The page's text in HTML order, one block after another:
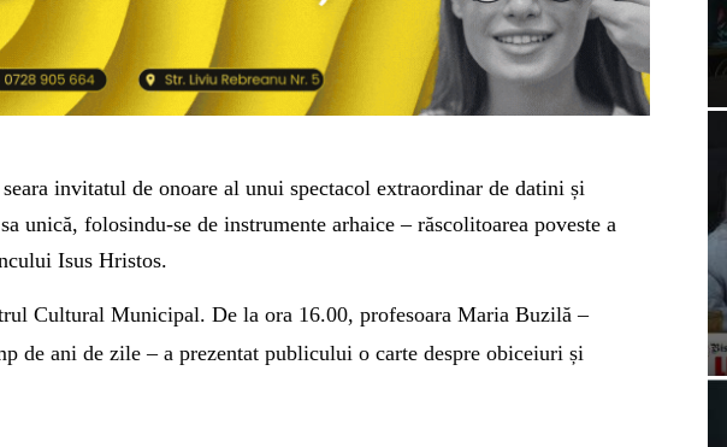
invitatul de onoare al unui spectacol extraordinar de datini și
unică, folosindu-se de instrumente arhaice – răscolitoarea poveste a
Isus Hristos.
Cultural Municipal. De la ora 16.00, profesoara Maria Buzilă –
de ani de zile – a prezentat publicului o carte despre obiceiuri și